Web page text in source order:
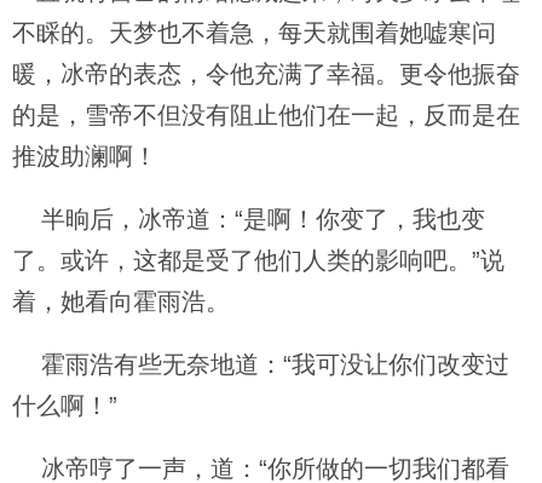
不睬的。天梦也不着急，每天就围着她嘘寒问
暖，冰帝的表态，令他充满了幸福。更令他振奋
的是，雪帝不但没有阻止他们在一起，反而是在
推波助澜啊！
半晌后，冰帝道：“是啊！你变了，我也变
了。或许，这都是受了他们人类的影响吧。”说
着，她看向霍雨浩。
霍雨浩有些无奈地道：“我可没让你们改变过
什么啊！”
冰帝哼了一声，道：“你所做的一切我们都看